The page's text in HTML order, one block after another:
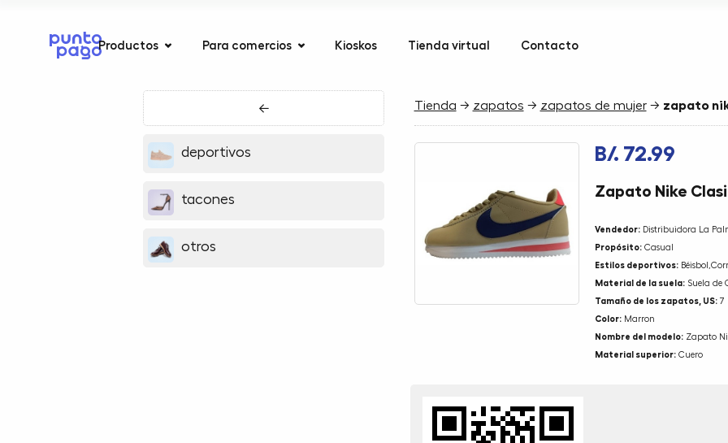
Productos Para comercios Kioskos Tienda virtual Contacto
←
deportivos
tacones
otros
Tienda → zapatos → zapatos de mujer→ zapato
B/. 72.99
Zapato Nike
Vendedor:Distribuidora La
Propósito:Casual
Estilos deportivos:
Material de la suela:Suela de
Tamaño de los zapatos, US:7
Color:Marron
Nombre del modelo:Zapato
Material superior:Cuero